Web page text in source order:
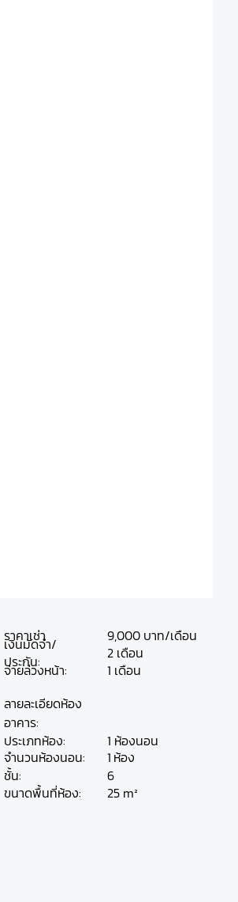
ลายละเอียดห้อง
อาคาร:
ประเภทห้อง:
จำนวนห้องนอน:
ชั้น:
ขนาดพื้นที่ห้อง:
1 ห้องนอน
1
6
25 m²
ห้อง
ราคาเช่า
เงินมัดจำ/
ประกัน:
จ่ายล่วงหน้า:
9,000 บาท/เดือน
2 เดือน
1 เดือน